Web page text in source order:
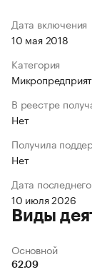
Дата включения
10 мая 2018
Категория
В реестре
Нет
Получила
Нет
Дата
10 июля 2026
Виды
Основной
62.09